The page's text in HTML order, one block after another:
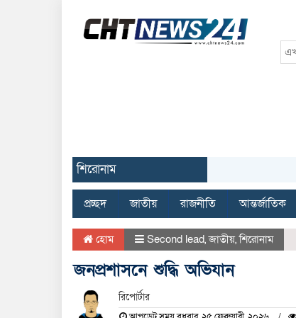
শিরোনাম
প্রচ্ছদ জাতীয় রাজনীতি আন্তর্জাতিক
হোম Second lead,জাতীয়,শিরোনাম
জনপ্রশাসনে শুদ্ধি অভিযান
রিপোর্টার